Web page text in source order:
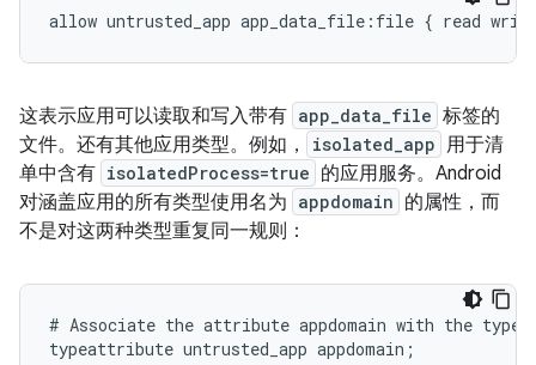
这表示应用可以读取和写入带有 app_data_file 标签的
文件。还有其他应用类型。例如，
isolated_app 用于清
单中含有 isolatedProcess=true 的应用服务。Android
对涵盖应用的所有类型使用名为 appdomain 的属性，而
不是对这两种类型重复同一规则：
# Associate the attribute appdomain with the type
typeattribute untrusted_app appdomain;